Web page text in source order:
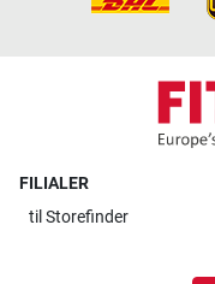
FILIALER
til Storefinder